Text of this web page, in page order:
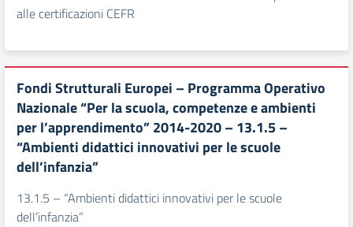
alle certificazioni CEFR
Fondi Strutturali Europei – Programma Operativo
Nazionale “Per la scuola, competenze e ambienti
per l’apprendimento” 2014-2020 – 13.1.5 –
“Ambienti didattici innovativi per le scuole
dell’infanzia”
13.1.5 – “Ambienti didattici innovativi per le scuole
dell’infanzia”